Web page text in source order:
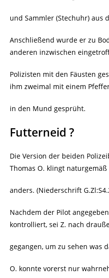
und Sammler (Stechuhr) aus
Anschließend wurde er zu
anderen inzwischen
Polizisten mit den Fäusten
ihm zweimal mit einem
in den Mund gesprüht.
Futterneid ?
Die Version der beiden
Thomas O. klingt naturgemäß
anders. (Niederschrift
Nachdem der Pilot
kontrolliert, sei Z. nach
gegangen, um zu sehen was
O. konnte vorerst nur